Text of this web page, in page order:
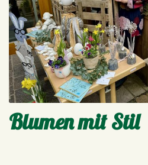
Blumen mit Stil